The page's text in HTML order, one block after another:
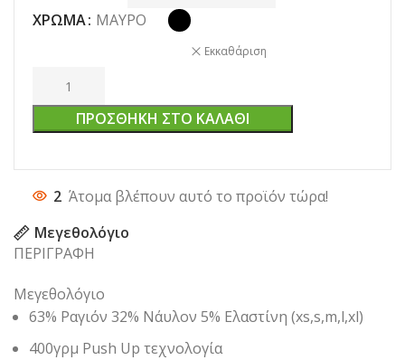
ΧΡΏΜΑ ΜΑΎΡΟ
Εκκαθάριση
ΠΡΟΣΘΉΚΗ ΣΤΟ ΚΑΛΆΘΙ
2 Άτομα βλέπουν αυτό το προϊόν τώρα!
Μεγεθολόγιο
ΠΕΡΙΓΡΑΦΗ
Μεγεθολόγιο
63% Ραγιόν 32% Νάυλον 5% Eλαστίνη (xs,s,m,l,xl)
400γρμ Push Up τεχνολογία